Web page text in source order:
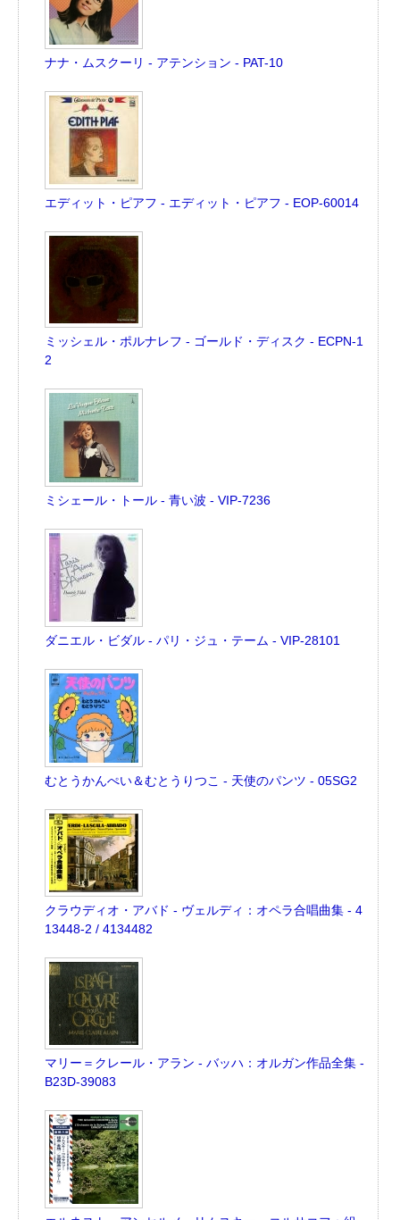
ナナ・ムスクーリ - アテンション - PAT-10
エディット・ピアフ - エディット・ピアフ - EOP-60014
ミッシェル・ポルナレフ - ゴールド・ディスク - ECPN-1
2
ミシェール・トール - 青い波 - VIP-7236
ダニエル・ビダル - パリ・ジュ・テーム - VIP-28101
むとうかんぺい＆むとうりつこ - 天使のパンツ - 05SG2
クラウディオ・アバド - ヴェルディ：オペラ合唱曲集 - 4
13448-2 / 4134482
マリー＝クレール・アラン - バッハ：オルガン作品全集 -
B23D-39083